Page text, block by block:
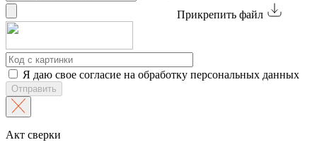
Прикрепить файл
Я даю свое согласие на обработку персональных данных
Отправить
Акт сверки